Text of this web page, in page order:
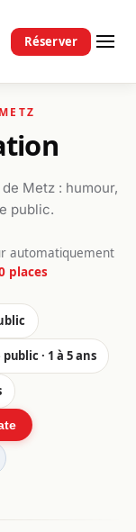
Réserver
Metz : humour,
public.
automatiquement
places
· 1 à 5 ans